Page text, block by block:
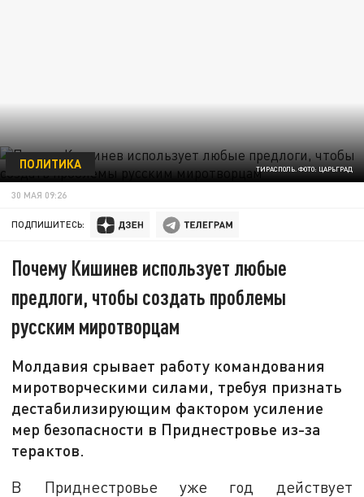
ТИРАСПОЛЬ. ФОТО: ЦАРЬГРАД
ПОЛИТИКА
30 МАЯ 09:26
ПОДПИШИТЕСЬ:
Почему Кишинев использует любые
предлоги, чтобы создать проблемы
русским миротворцам
Молдавия срывает работу командования
миротворческими силами, требуя признать
дестабилизирующим фактором усиление
мер безопасности в Приднестровье из-за
терактов.
В Приднестровье уже год действует